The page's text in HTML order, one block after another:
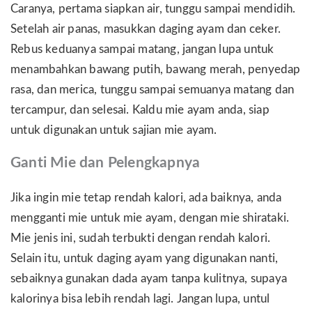
Caranya, pertama siapkan air, tunggu sampai mendidih.
Setelah air panas, masukkan daging ayam dan ceker.
Rebus keduanya sampai matang, jangan lupa untuk
menambahkan bawang putih, bawang merah, penyedap
rasa, dan merica, tunggu sampai semuanya matang dan
tercampur, dan selesai. Kaldu mie ayam anda, siap
untuk digunakan untuk sajian mie ayam.
Ganti Mie dan Pelengkapnya
Jika ingin mie tetap rendah kalori, ada baiknya, anda
mengganti mie untuk mie ayam, dengan mie shirataki.
Mie jenis ini, sudah terbukti dengan rendah kalori.
Selain itu, untuk daging ayam yang digunakan nanti,
sebaiknya gunakan dada ayam tanpa kulitnya, supaya
kalorinya bisa lebih rendah lagi. Jangan lupa, untul